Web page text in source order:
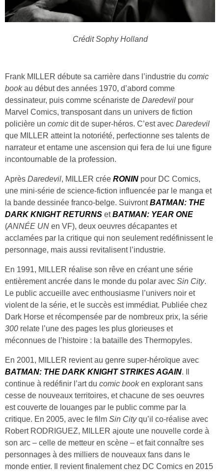
Crédit Sophy Holland
Frank MILLER débute sa carrière dans l’industrie du comic
bookau début des années 1970, d’abord comme
dessinateur, puis comme scénariste de Daredevil pour
Marvel Comics, transposant dans un univers de fiction
policière un comic dit de super-héros. C’est avec Daredevil
que MILLER atteint la notoriété, perfectionne ses talents de
narrateur et entame une ascension qui fera de lui une figure
incontournable de la profession.
Après Daredevil, MILLER crée RONIN pour DC Comics,
une mini-série de science-fiction influencée par le manga et
la bande dessinée franco-belge. SuivrontBATMAN: THE
DARK KNIGHT RETURNS etBATMAN: YEAR ONE
(ANNÉE UN en VF), deux oeuvres décapantes et
acclamées par la critique qui non seulement redéfinissent le
personnage, mais aussi revitalisent l’industrie.
En 1991, MILLER réalise son rêve en créant une série
entièrement ancrée dans le monde du polar avec Sin City.
Le public accueille avec enthousiasme l’univers noir et
violent de la série, et le succès est immédiat. Publiée chez
Dark Horse et récompensée par de nombreux prix, la série
300 relate l’une des pages les plus glorieuses et
méconnues de l’histoire : la bataille des Thermopyles.
En 2001, MILLER revient au genre super-héroïque avec
BATMAN: THE DARK KNIGHT STRIKES AGAIN. Il
continue à redéfinir l’art du comic booken explorant sans
cesse de nouveaux territoires, et chacune de ses oeuvres
est couverte de louanges par le public comme par la
critique. En 2005, avec le film Sin Cityqu’il co-réalise avec
Robert RODRIGUEZ, MILLER ajoute une nouvelle corde à
son arc – celle de metteur en scène – et fait connaître ses
personnages à des milliers de nouveaux fans dans le
monde entier. Il revient finalement chez DC Comics en 2015